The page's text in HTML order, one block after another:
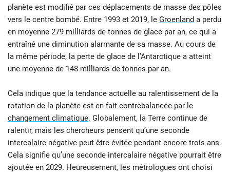
planète est modifié par ces déplacements de masse des pôles
vers le centre bombé. Entre 1993 et 2019, le Groenland a perdu
en moyenne 279 milliards de tonnes de glace par an, ce qui a
entraîné une diminution alarmante de sa masse. Au cours de
la même période, la perte de glace de l’Antarctique a atteint
une moyenne de 148 milliards de tonnes par an.
Cela indique que la tendance actuelle au ralentissement de la
rotation de la planète est en fait contrebalancée par le
changement climatique. Globalement, la Terre continue de
ralentir, mais les chercheurs pensent qu’une seconde
intercalaire négative peut être évitée pendant encore trois ans.
Cela signifie qu’une seconde intercalaire négative pourrait être
ajoutée en 2029. Heureusement, les métrologues ont choisi